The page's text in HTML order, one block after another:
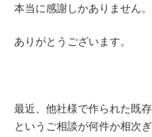
本当に感謝しかありません。
ありがとうございます。
最近、他社様で作られた既
というご相談が何件か相次